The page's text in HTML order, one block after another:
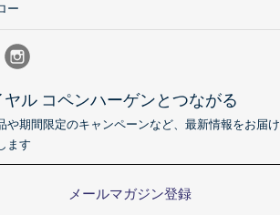
ー
ヤル コペンハーゲンとつながる
や期間限定のキャンペーンなど、最新情報をお届け
ます
メールマガジン登録